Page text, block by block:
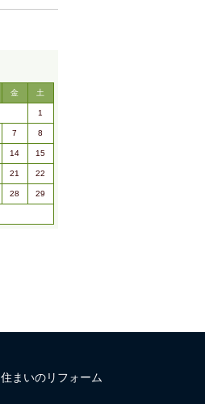
金 土
1
7 8
14 15
21 22
28 29
住まいのリフォーム